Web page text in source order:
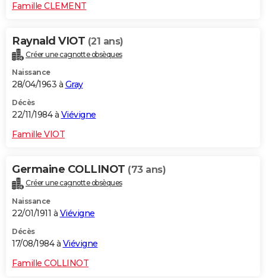
Famille CLEMENT
Raynald VIOT (21 ans)
Créer une cagnotte obsèques
Naissance
28/04/1963 à Gray
Décès
22/11/1984 à Viévigne
Famille VIOT
Germaine COLLINOT (73 ans)
Créer une cagnotte obsèques
Naissance
22/01/1911 à Viévigne
Décès
17/08/1984 à Viévigne
Famille COLLINOT